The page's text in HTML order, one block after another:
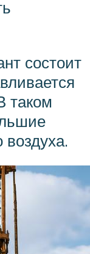
состоит
таком
воздуха.